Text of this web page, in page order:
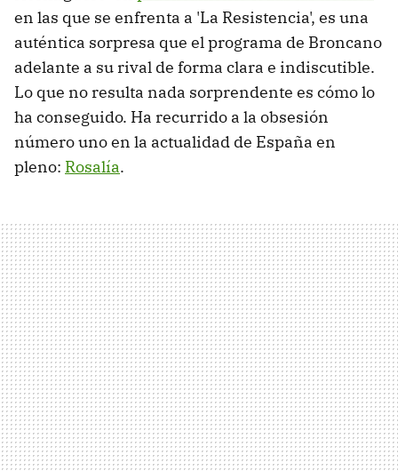
en las que se enfrenta a 'La Resistencia', es una
auténtica sorpresa que el programa de Broncano
adelante a su rival de forma clara e indiscutible.
Lo que no resulta nada sorprendente es cómo lo
ha conseguido. Ha recurrido a la obsesión
número uno en la actualidad de España en
pleno: Rosalía.